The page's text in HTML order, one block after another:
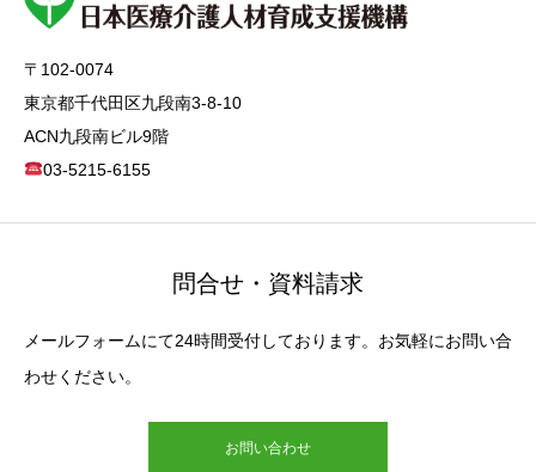
〒102-0074
東京都千代田区九段南3-8-10
ACN九段南ビル9階
03-5215-6155
問合せ・資料請求
メールフォームにて24時間受付しております。お気軽にお問い合
わせください。
お問い合わせ